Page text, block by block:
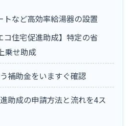
トなど高効率給湯器の設置
コ住宅促進助成】特定の省
乗せ助成
補助金をいますぐ確認
助成の申請方法と流れを4ス